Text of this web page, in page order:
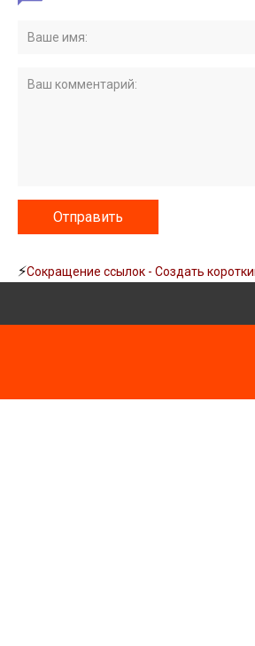
⚡Сокращение ссылок - Создать